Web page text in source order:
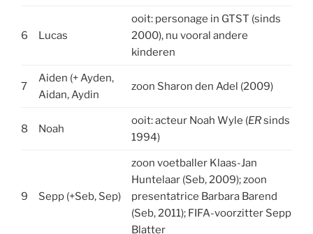
6 Lucas
ooit: personage in GTST (sinds
2000), nu vooral andere
kinderen
7
Aiden (+ Ayden,
Aidan, Aydin
zoon Sharon den Adel (2009)
8 Noah
ooit: acteur Noah Wyle (ERsinds
1994)
9 Sepp (+Seb, Sep)
zoon voetballer Klaas-Jan
Huntelaar (Seb, 2009); zoon
presentatrice Barbara Barend
(Seb, 2011); FIFA-voorzitter Sepp
Blatter